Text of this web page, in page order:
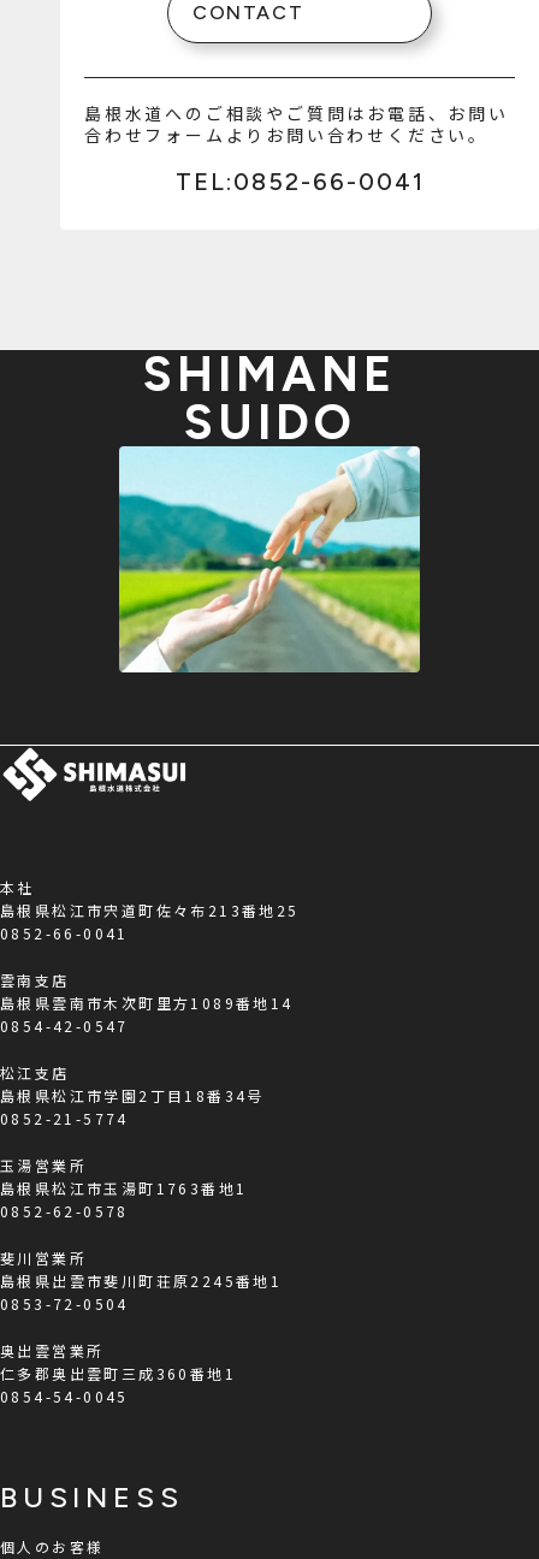
CONTACT
島根水道へのご相談やご質問はお電話、お問い
合わせフォームよりお問い合わせください。
TEL:0852-66-0041
SHIMANE
SUIDO
本社
島根県松江市宍道町佐々布213番地25
0852-66-0041
雲南支店
島根県雲南市木次町里方1089番地14
0854-42-0547
松江支店
島根県松江市学園2丁目18番34号
0852-21-5774
玉湯営業所
島根県松江市玉湯町1763番地1
0852-62-0578
斐川営業所
島根県出雲市斐川町荘原2245番地1
0853-72-0504
奥出雲営業所
仁多郡奥出雲町三成360番地1
0854-54-0045
BUSINESS
個人のお客様